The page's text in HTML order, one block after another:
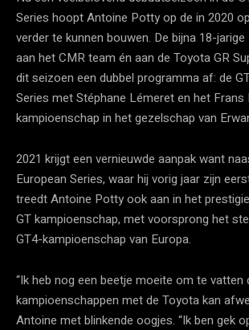
Series hoopt Antoine Potty op de in 2020
verder te kunnen bouwen. De bijna 18-
aan het CMR team én aan de Toyota GR
dit seizoen een dubbel programma af: de
Series met Stéphane Lémeret en het Frans
kampioenschap in het gezelschap van
2021 krijgt een vernieuwde aanpak want
European Series, waar hij vorig jaar zijn
treedt Antoine Potty ook aan in het
GT kampioenschap, met voorsprong het
GT4-kampioenschap van Europa.
“Ik heb nog een beetje moeite om te vatten
kampioenschappen met de Toyota kan
Antoine met blinkende oogjes. “Ik ben gek